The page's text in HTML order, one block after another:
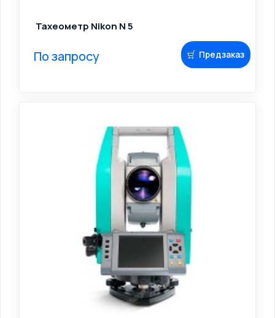
Тахеометр Nikon N 5
По запросу Предзаказ